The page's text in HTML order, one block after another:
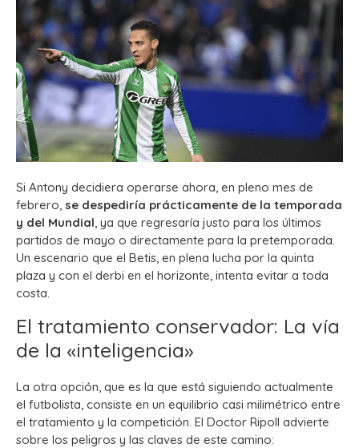
Si Antony decidiera operarse ahora, en pleno mes de
febrero, se despediría prácticamente de la temporada
y del Mundial, ya que regresaría justo para los últimos
partidos de mayo o directamente para la pretemporada.
Un escenario que el Betis, en plena lucha por la quinta
plaza y con el derbi en el horizonte, intenta evitar a toda
costa.
El tratamiento conservador: La vía
de la «inteligencia»
La otra opción, que es la que está siguiendo actualmente
el futbolista, consiste en un equilibrio casi milimétrico entre
el tratamiento y la competición. El Doctor Ripoll advierte
sobre los peligros y las claves de este camino: